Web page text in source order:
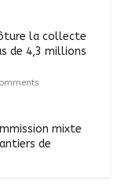
la collecte
de 4,3 millions
mixte
de